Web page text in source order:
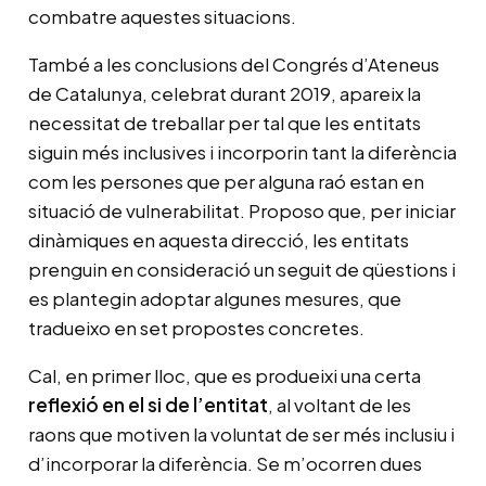
combatre aquestes situacions.
També a les conclusions del Congrés d’Ateneus
de Catalunya, celebrat durant 2019, apareix la
necessitat de treballar per tal que les entitats
siguin més inclusives i incorporin tant la diferència
com les persones que per alguna raó estan en
situació de vulnerabilitat. Proposo que, per iniciar
dinàmiques en aquesta direcció, les entitats
prenguin en consideració un seguit de qüestions i
es plantegin adoptar algunes mesures, que
tradueixo en set propostes concretes.
Cal, en primer lloc, que es produeixi una certa
reflexió en el si de l’entitat, al voltant de les
raons que motiven la voluntat de ser més inclusiu i
d’incorporar la diferència. Se m’ocorren dues